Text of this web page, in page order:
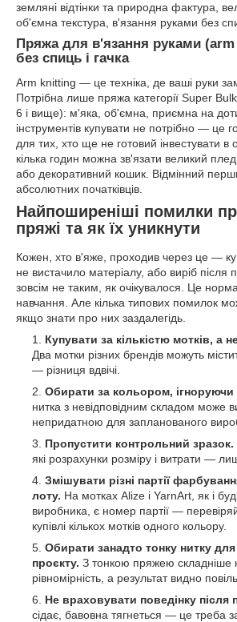
земляні відтінки та природна фактура,
об'ємна текстура, в'язання руками без
Пряжа для в'язання руками
без спиць і гачка
Arm knitting — це техніка, де ваші руки
Потрібна лише пряжа категорії Super
6 і вище): м'яка, об'ємна, приємна на
інструментів купувати не потрібно — це
для тих, хто ще не готовий інвестувати в
кілька годин можна зв'язати великий
або декоративний кошик. Відмінний
абсолютних початківців.
Найпоширеніші помилки
пряжі та як їх уникнути
Кожен, хто в'яже, проходив через це —
не вистачило матеріалу, або виріб після
зовсім не таким, як очікувалося. Це
навчання. Але кілька типових помилок
якщо знати про них заздалегідь.
Купувати за кількістю мотків, а
Два мотки різних брендів можуть
— різниця вдвічі.
Обирати за кольором, ігноруючи
нитка з невідповідним складом може
непридатною для запланованого
Пропустити контрольний зразок.
які розрахунки розміру і витрати —
Змішувати різні партії
лоту. На мотках Alize і YarnArt, як і
виробника, є номер партії —
купівлі кількох мотків одного кольору.
Обирати занадто тонку нитку
проєкту. З тонкою пряжею складніше
рівномірність, а результат видно
Не враховувати поведінку після
сідає, бавовна тягнеться — це треба